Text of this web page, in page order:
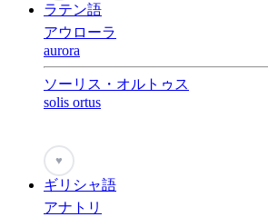
ラテン語
アウローラ
aurora
ソーリス・オルトゥス
solis ortus
♥
ギリシャ語
アナトリ